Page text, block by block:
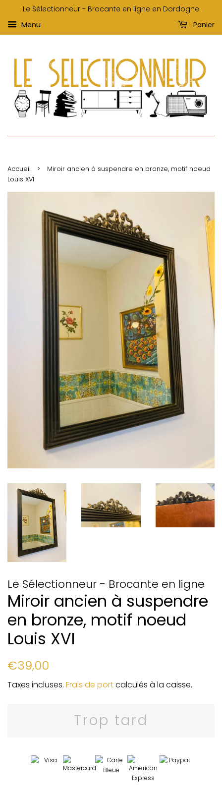
Le Sélectionneur - Brocante en ligne en Dordogne
Menu
Panier
Accueil ›
Miroir ancien à suspendre en bronze, motif noeud
Louis XVI
Le Sélectionneur - Brocante en ligne
Miroir ancien à suspendre
en bronze, motif noeud
Louis XVI
Prix
€39,00
Taxes incluses. Frais de portcalculés à la caisse.
Trop tard